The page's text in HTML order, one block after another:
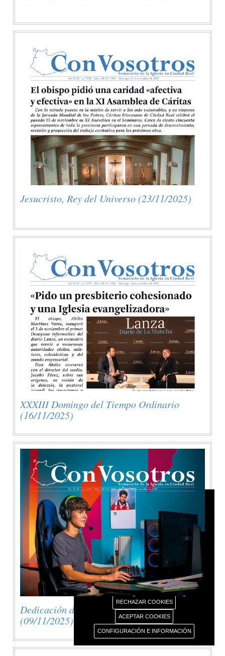
Jesucristo, Rey del Universo (23/11/2025)
XXXIII Domingo del Tiempo Ordinario
(16/11/2025)
Dedicación de la Basílica de Letrán
(09/11/2025)
AVISO USO DE COOKIES
Este portal web únicamente utiliza cookies propias
con finalidad técnica, no recaba ni cede datos de
carácter personal de los usuarios sin su
conocimiento.
Sin embargo, contiene enlaces a sitios web de
terceros con políticas de privacidad ajenas este
portal web que usted podrá decidir si acepta o no
cuando acceda a ellos.
Más información sobre el uso de nuestras cookies.
RECHAZAR COOKIES
ACEPTAR COOKIES
CONFIGURACIÓN E INFORMACIÓN